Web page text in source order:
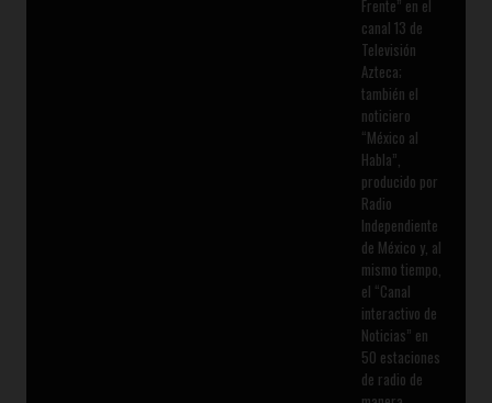
Frente” en el
canal 13 de
Televisión
Azteca;
también el
noticiero
“México al
Habla”,
producido por
Radio
Independiente
de México y, al
mismo tiempo,
el “Canal
interactivo de
Noticias” en
50 estaciones
de radio de